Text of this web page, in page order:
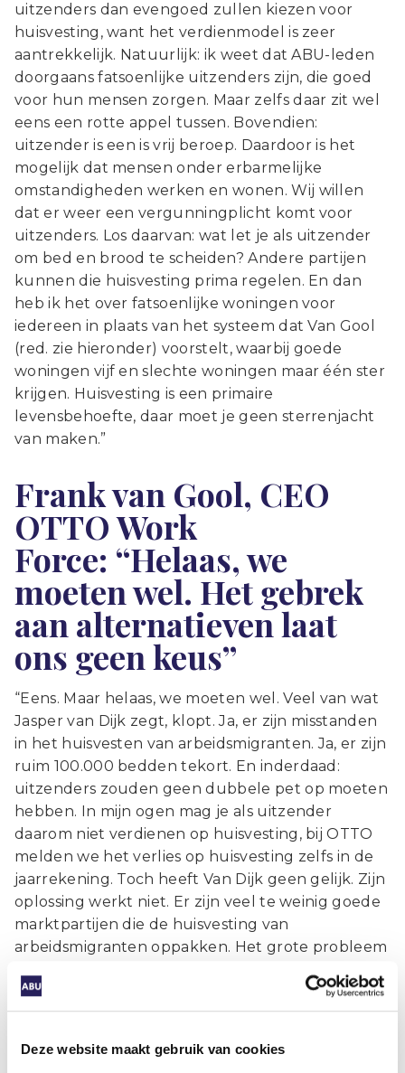
Deze website maakt gebruik van cookies
uitzenders dan evengoed zullen kiezen voor
huisvesting, want het verdienmodel is zeer
aantrekkelijk. Natuurlijk: ik weet dat ABU-leden
doorgaans fatsoenlijke uitzenders zijn, die goed
voor hun mensen zorgen. Maar zelfs daar zit wel
eens een rotte appel tussen. Bovendien:
uitzender is een is vrij beroep. Daardoor is het
mogelijk dat mensen onder erbarmelijke
omstandigheden werken en wonen. Wij willen
dat er weer een vergunningplicht komt voor
uitzenders. Los daarvan: wat let je als uitzender
om bed en brood te scheiden? Andere partijen
kunnen die huisvesting prima regelen. En dan
heb ik het over fatsoenlijke woningen voor
iedereen in plaats van het systeem dat Van Gool
(red. zie hieronder) voorstelt, waarbij goede
woningen vijf en slechte woningen maar één ster
krijgen. Huisvesting is een primaire
levensbehoefte, daar moet je geen sterrenjacht
van maken.”
Frank van Gool, CEO
OTTO Work
Force: “Helaas, we
moeten wel. Het gebrek
aan alternatieven laat
ons geen keus”
“Eens. Maar helaas, we moeten wel. Veel van wat
Jasper van Dijk zegt, klopt. Ja, er zijn misstanden
in het huisvesten van arbeidsmigranten. Ja, er zijn
ruim 100.000 bedden tekort. En inderdaad:
uitzenders zouden geen dubbele pet op moeten
hebben. In mijn ogen mag je als uitzender
daarom niet verdienen op huisvesting, bij OTTO
melden we het verlies op huisvesting zelfs in de
jaarrekening. Toch heeft Van Dijk geen gelijk. Zijn
oplossing werkt niet. Er zijn veel te weinig goede
marktpartijen die de huisvesting van
arbeidsmigranten oppakken. Het grote probleem
onderwerp wordt niet sexy gevonden. Kiezen
tussen bed en brood? Geloof me, bonafide
brood. Maar door het gebrek aan alternatieven